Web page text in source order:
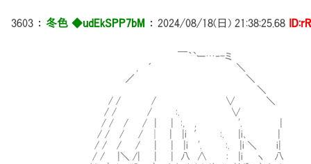
3603 ： 冬色 ◆udEkSPP7bM ： 2024/08/18(日) 21:38:25.68
￣｀`ー…‐-ミ
, ´ ＼
／ ＼
＼
/ / / ∨ ＼
/ / / :. ∨
/ / / / | | :, , '. |
/ / / / │ | |i ′ :. |i､ |
/ / / / | | |i '. :. |i ＼ i|
/ / |＼ /| | | 八 ∧ : |i ヽ 八